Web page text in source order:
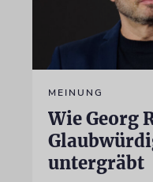
MEINUNG
Wie Georg
untergräbt